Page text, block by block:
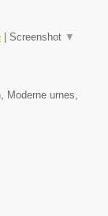
Screenshot ▼
Moderne urnes,